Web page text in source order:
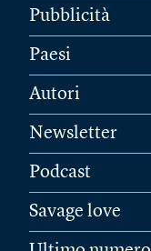
Pubblicità
Paesi
Autori
Newsletter
Podcast
Savage love